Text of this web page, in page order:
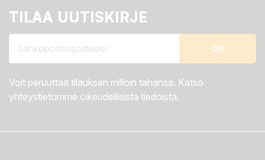
TILAA UUTISKIRJE
Voit peruuttaa tilauksen milloin tahansa. Katso
yhteystietomme oikeudellisista tiedoista.